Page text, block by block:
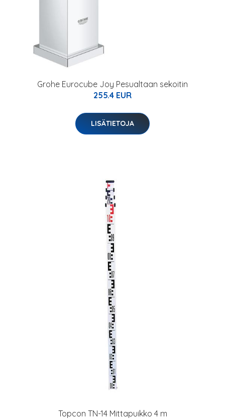
Grohe Eurocube Joy Pesualtaan sekoitin
255.4 EUR
LISÄTIETOJA
Topcon TN-14 Mittapuikko 4 m